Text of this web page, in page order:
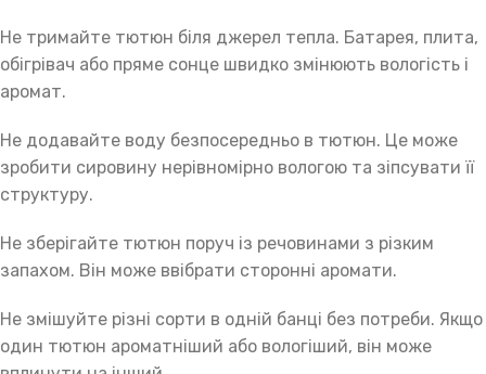
Не тримайте тютюн біля джерел тепла. Батарея, плита,
обігрівач або пряме сонце швидко змінюють вологість і
аромат.
Не додавайте воду безпосередньо в тютюн. Це може
зробити сировину нерівномірно вологою та зіпсувати її
структуру.
Не зберігайте тютюн поруч із речовинами з різким
запахом. Він може ввібрати сторонні аромати.
Не змішуйте різні сорти в одній банці без потреби. Якщо
один тютюн ароматніший або вологіший, він може